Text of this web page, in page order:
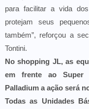
para facilitar a vida
protejam seus
também”, reforçou a
Tontini.
No shopping JL, as
em frente ao Super
Palladium a ação será
Todas as Unidades